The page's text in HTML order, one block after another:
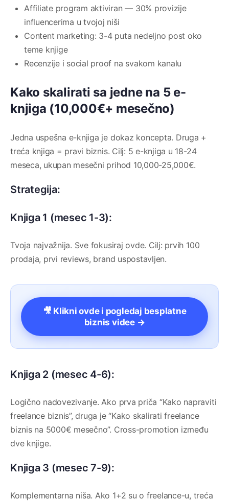
Affiliate program aktiviran — 30% provizije
influencerima u tvojoj niši
Content marketing: 3-4 puta nedeljno post oko
teme knjige
Recenzije i social proof na svakom kanalu
Kako skalirati sa jedne na 5 e-
knjiga (10,000€+ mesečno)
Jedna uspešna e-knjiga je dokaz koncepta. Druga +
treća knjiga = pravi biznis. Cilj: 5 e-knjiga u 18-24
meseca, ukupan mesečni prihod 10,000-25,000€.
Strategija:
Knjiga 1 (mesec 1-3):
Tvoja najvažnija. Sve fokusiraj ovde. Cilj: prvih 100
prodaja, prvi reviews, brand uspostavljen.
🎥 Klikni ovde i pogledaj besplatne
biznis videe →
Knjiga 2 (mesec 4-6):
Logično nadovezivanje. Ako prva priča “Kako napraviti
freelance biznis”, druga je “Kako skalirati freelance
biznis na 5000€ mesečno”. Cross-promotion između
dve knjige.
Knjiga 3 (mesec 7-9):
Komplementarna niša. Ako 1+2 su o freelance-u, treća